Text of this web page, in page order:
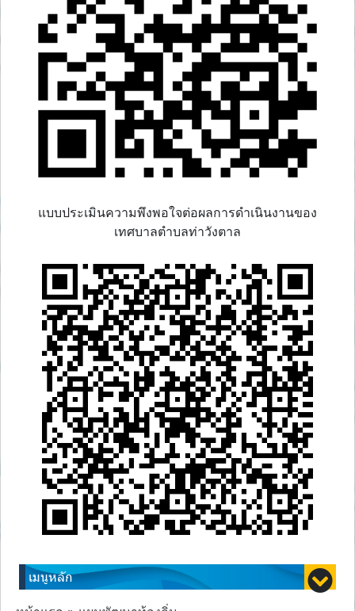
แบบประเมินความพึงพอใจต่อผลการดำเนินงานของ
เทศบาลตำบลท่าวังตาล
เมนูหลัก